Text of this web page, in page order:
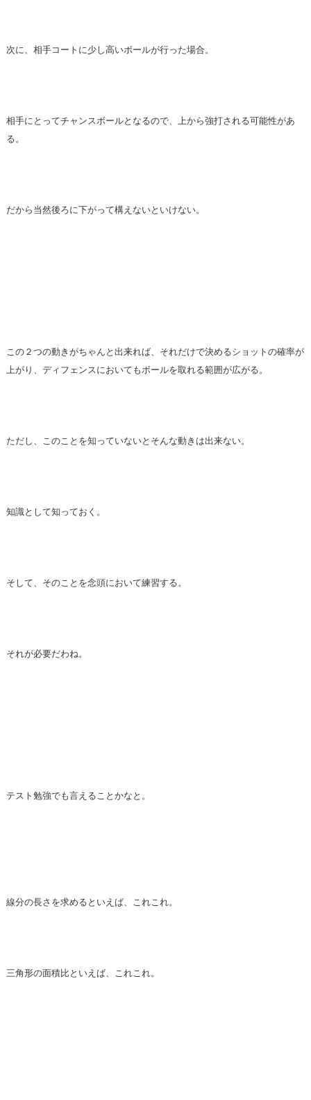
次に、相手コートに少し高いボールが行った場合。
相手にとってチャンスボールとなるので、上から強打される可能性があ
る。
だから当然後ろに下がって構えないといけない。
この２つの動きがちゃんと出来れば、それだけで決めるショットの確率が
上がり、ディフェンスにおいてもボールを取れる範囲が広がる。
ただし、このことを知っていないとそんな動きは出来ない。
知識として知っておく。
そして、そのことを念頭において練習する。
それが必要だわね。
テスト勉強でも言えることかなと。
線分の長さを求めるといえば、これこれ。
三角形の面積比といえば、これこれ。